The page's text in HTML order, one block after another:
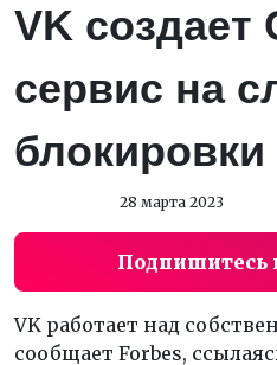
VK создает
сервис на
блокировки
28 марта 2023
Подпишитесь
VK работает над
сообщает Forbes,